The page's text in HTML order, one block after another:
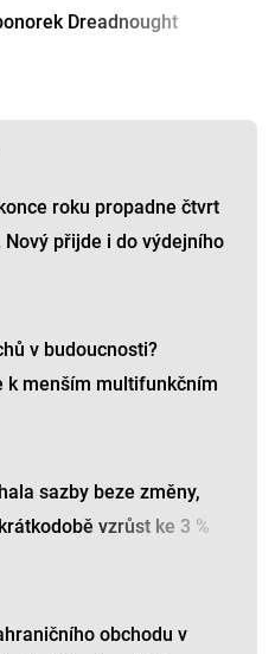
Dreadnought
roku propadne čtvrt
přijde i do výdejního
v budoucnosti?
k menším multifunkčním
sazby beze změny,
vzrůst ke 3 %
obchodu v